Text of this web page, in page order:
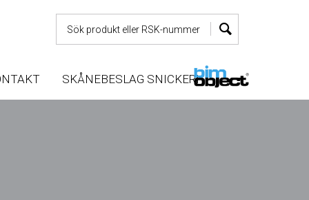
SKÅNEBESLAG SNICKERI